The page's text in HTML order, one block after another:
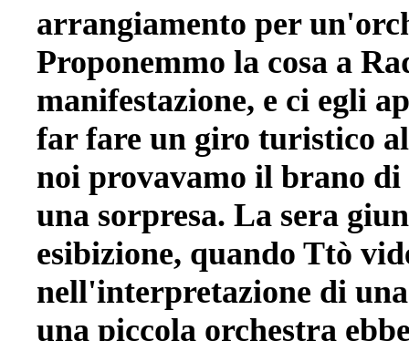
arrangiamento per
Proponemmo la cosa a
manifestazione, e ci egli
far fare un giro turistico
noi provavamo il brano di
una sorpresa. La sera
esibizione, quando Ttò
nell'interpretazione di
una piccola orchestra